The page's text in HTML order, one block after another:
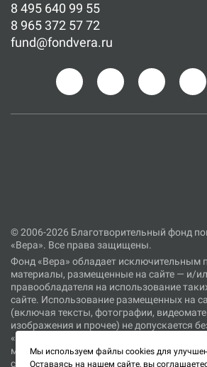
8 495 640 99 55
8 965 372 57 72
fund@fondvera.ru
© 2006-2026 Благотворительный фонд
«Вера». Все права защищены.
Фонд «Вера» обладает исключительным
материалы, размещенные на сайте — и/
правообладателя на использование
сайте. Использование размещенных на
(включая тексты, фотографии,
изображения и прочее) не допускается
«Вера» или иного правообладателя
материалов. При цитировании
сайте, ссылка на сайт является
Мы используем файлы cookies для
Оставаясь на нашем сайте, вы